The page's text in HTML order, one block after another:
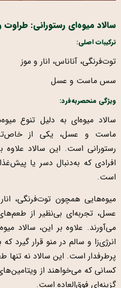
سالاد میوه‌ای رستورانی: طراوت
ترکیبات اصلی:
توت‌فرنگی، آناناس، انار و موز
سس ماست و عسل
ویژگی منحصربه‌فرد:
سالاد میوه‌ای به دلیل تنوع
ماست و عسل، یکی از
رستورانی است. این سالاد
افرادی که به‌دنبال دسر یا
است.
میوه‌هایی همچون توت‌فرنگی،
عسل، تجربه‌ای بی‌نظیر از
می‌آورند. علاوه بر این، سالاد
انرژی‌زا و سالم در منو قرار گیرد
پرطرفدار است. این سالاد نه تنها
کسانی که می‌خواهند از
گزینه‌ای فوق‌العاده است.